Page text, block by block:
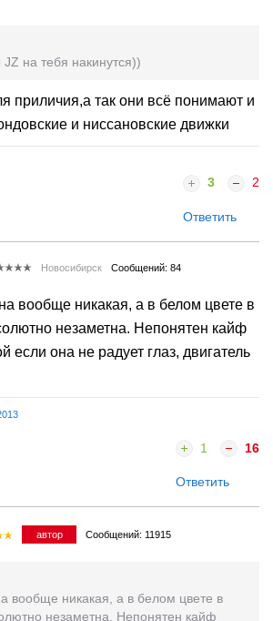
на тебя накинутся))
приличия,а так они всё понимают и
и ниссановские движки
3 2
Ответить
Новосибирск Сообщений: 84
вообще никакая, а в белом цвете в
незаметна. Непонятен кайф
если она не радует глаз, двигатель
1 16
Ответить
автор Сообщений: 11915
вообще никакая, а в белом цвете в
незаметна. Непонятен кайф